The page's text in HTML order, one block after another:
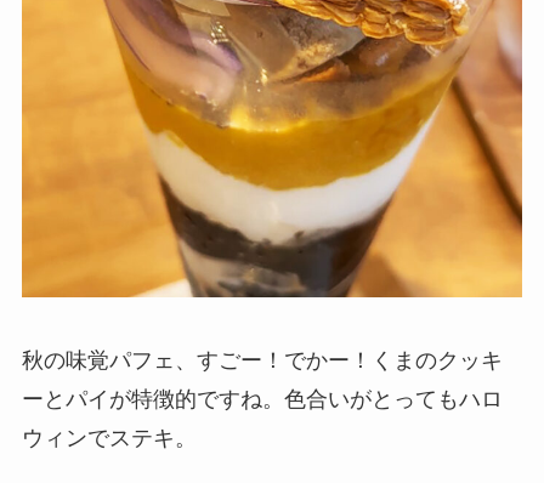
秋の味覚パフェ、すごー！でかー！くまのクッキ
ーとパイが特徴的ですね。色合いがとってもハロ
ウィンでステキ。